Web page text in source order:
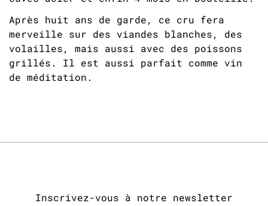
Après huit ans de garde, ce cru fera
merveille sur des viandes blanches, des
volailles, mais aussi avec des poissons
grillés. Il est aussi parfait comme vin
de méditation.
Inscrivez-vous à notre newsletter